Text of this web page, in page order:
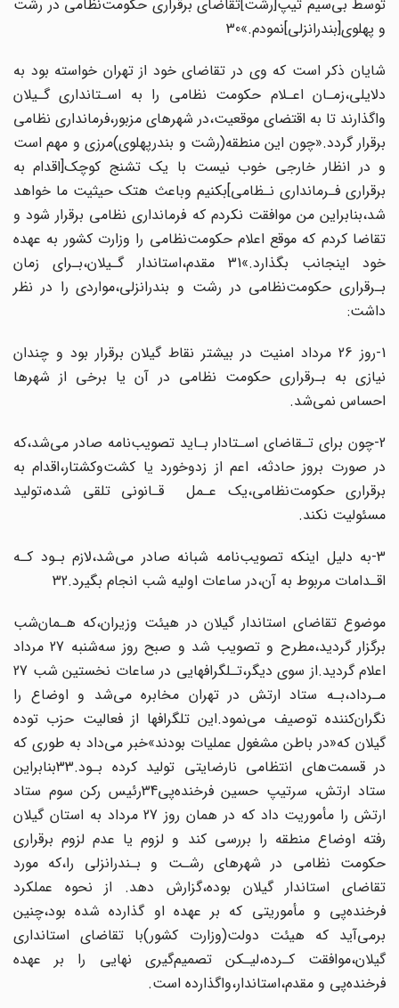
توسط بی‌سیم تیپ‌[رشت‌]تقاضای برقراری‌ حکومت‌نظامی‌ در‌ رشت‌
و پهلوی‌[بندرانزلی‌]نمودم.»30
شایان ذکر است که وی در تقاضای خود از‌ تهران‌ خواسته بود به
دلایلی،زمـان اعـلام حکومت‌ نظامی را به اسـتانداری گـیلان
واگذارند تا به اقتضای‌ موقعیت‌،در‌ شهرهای مزبور،فرمانداری‌ نظامی
برقرار گردد.«چون این منطقه(رشت و بندرپهلوی)مرزی‌ و مهم‌ است‌
و در انظار خارجی خوب نیست با یک تشنج کوچک‌[اقدام به
برقراری فـرمانداری نـظامی‌]بکنیم وباعث‌‌ هتک‌ حیثیت‌ ما خواهد
شد،بنابراین من موافقت نکردم که فرمانداری نظامی برقرار شود و
تقاضا کردم‌ که‌ موقع اعلام حکومت‌نظامی را وزارت کشور به عهده
خود اینجانب‌ بگذارد.»31 مقدم‌،استاندار‌ گـیلان‌،بـرای زمان
بـرقراری حکومت‌نظامی در رشت و بندرانزلی،مواردی‌ را در نظر
داشت:
1-روز 26‌ مرداد‌ امنیت در بیشتر نقاط گیلان برقرار بود و چندان
نیازی به بـرقراری حکومت‌ نظامی‌ در‌ آن‌ یا برخی از شهرها
احساس نمی‌شد.
2-چون برای تـقاضای اسـتادار بـاید تصویب‌نامه صادر می‌شد،که‌
در‌ صورت بروز حادثه، اعم از زدوخورد یا کشت‌وکشتار،اقدام به
برقراری حکومت‌نظامی‌،یک‌ عـمل‌ ‌ ‌قـانونی تلقی‌ شده،تولید
مسئولیت نکند.
3-به دلیل اینکه تصویب‌نامه شبانه صادر می‌شد،لازم بـود‌ کـه‌
اقـدامات‌ مربوط به آن،در ساعات اولیه شب انجام بگیرد.32
موضوع تقاضای‌ استاندار‌ گیلان در هیئت وزیران،که هـمان‌شب
برگزار گردید،مطرح و تصویب شد و صبح روز سه‌شنبه 27 مرداد‌
اعلام‌ گردید.از سوی دیگر،تـلگرافهایی در ساعات‌ نخستین شب 27
مـرداد،بـه‌ ستاد‌ ارتش در تهران مخابره می‌شد و اوضاع را‌
نگران‌کننده‌ توصیف‌‌ می‌نمود.این تلگرافها از فعالیت حزب توده‌
گیلان‌ که«در باطن مشغول عملیات بودند»خبر می‌داد به طوری که
در قسمت‌های‌ انتظامی‌ نارضایتی تولید کرده بـود.33‌بنابراین‌
ستاد ارتش‌، سرتیپ‌ حسین‌ فرخنده‌پی‌34رئیس رکن سوم ستاد‌
ارتش‌ را مأموریت داد که در همان روز 27 مرداد به استان گیلان‌
رفته‌ اوضاع منطقه را بررسی کند و لزوم‌ یا عدم لزوم برقراری‌
حکومت‌ نظامی در شهرهای رشـت و بـندرانزلی‌ را‌،که مورد
تقاضای استاندار گیلان بوده،گزارش دهد. از نحوه عملکرد
فرخنده‌پی و مأموریتی‌ که‌ بر عهده او گذارده شده‌ بود‌،چنین‌
برمی‌آید که هیئت‌‌ دولت‌(وزارت کشور)با تقاضای‌ استانداری‌
گیلان،موافقت کـرده،لیـکن تصمیم‌گیری نهایی‌ را بر عهده
فرخنده‌پی و مقدم،استاندار،واگذارده است‌.